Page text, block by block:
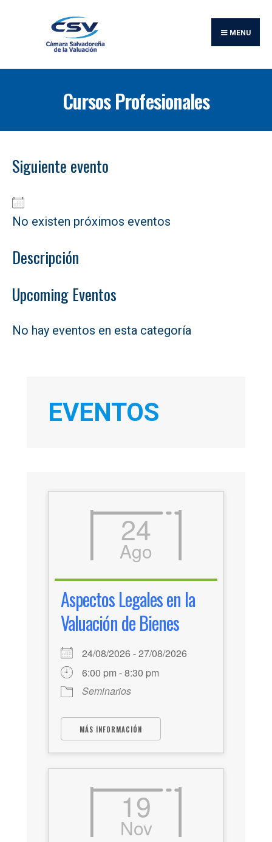
MENU
Cursos Profesionales
Siguiente evento
No existen próximos eventos
Descripción
Upcoming Eventos
No hay eventos en esta categoría
EVENTOS
24
Ago
Aspectos Legales en la
Valuación de Bienes
24/08/2026 - 27/08/2026
6:00 pm - 8:30 pm
Seminarios
MÁS INFORMACIÓN
19
Nov